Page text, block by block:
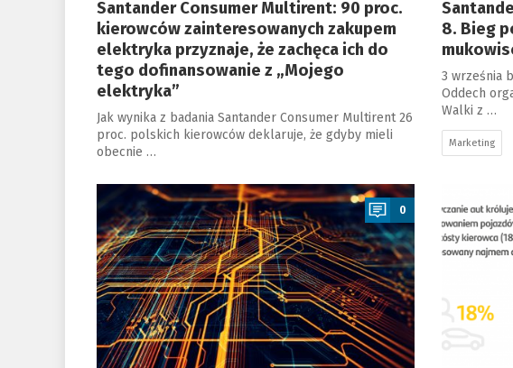
Santander Consumer Multirent: 90 proc.
kierowców zainteresowanych zakupem
elektryka przyznaje, że zachęca ich do
tego dofinansowanie z „Mojego
elektryka”
Jak wynika z badania Santander Consumer Multirent 26
proc. polskich kierowców deklaruje, że gdyby mieli
obecnie …
8. Bieg
3 września
Oddech
Walki z …
Marketing
a
0